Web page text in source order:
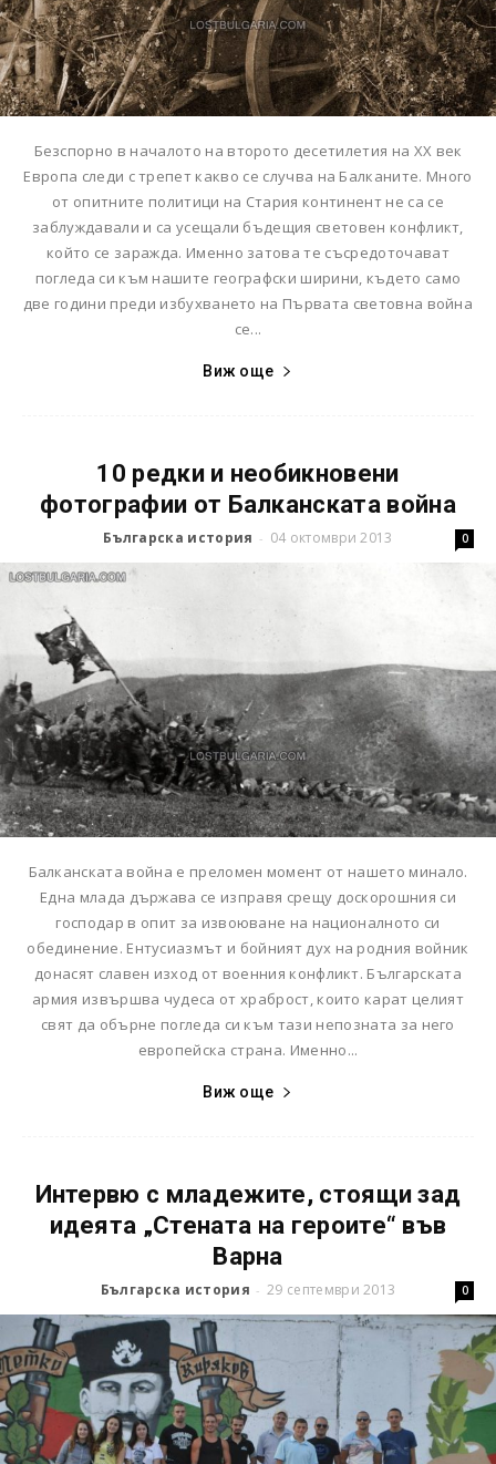
Безспорно в началото на второто десетилетия на XX век
Европа следи с трепет какво се случва на Балканите. Много
от опитните политици на Стария континент не са се
заблуждавали и са усещали бъдещия световен конфликт,
който се заражда. Именно затова те съсредоточават
погледа си към нашите географски ширини, където само
две години преди избухването на Първата световна война
се...
Виж още
10 редки и необикновени
фотографии от Балканската война
Българска история - 04 октомври 2013 0
Балканската война е преломен момент от нашето минало.
Една млада държава се изправя срещу доскорошния си
господар в опит за извоюване на националното си
обединение. Ентусиазмът и бойният дух на родния войник
донасят славен изход от военния конфликт. Българската
армия извършва чудеса от храброст, които карат целият
свят да обърне погледа си към тази непозната за него
европейска страна. Именно...
Виж още
Интервю с младежите, стоящи зад
идеята „Стената на героите“ във
Варна
Българска история - 29 септември 2013 0